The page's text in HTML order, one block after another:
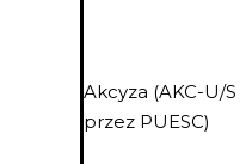
Akcyza (AKC-U/S
przez PUESC)